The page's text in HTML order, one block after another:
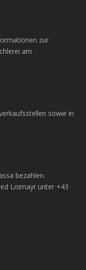
zur
am
sowie in
bezahlen.
Loimayr unter +43